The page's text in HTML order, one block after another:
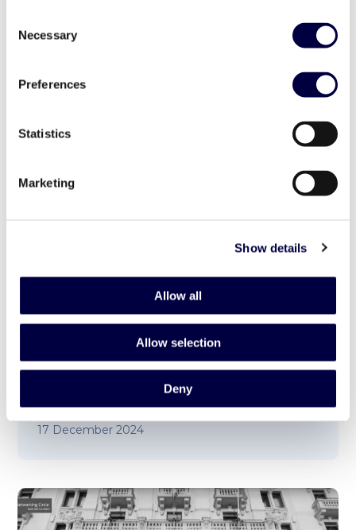
Selection
Necessary
Preferences
Statistics
Marketing
Show details
Allow all
Allow selection
Deny
5° Compleanno Vittoria hub
17 December 2024